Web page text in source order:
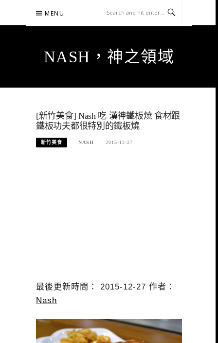
content
MENU
NASH，神之領域
[新竹美食] Nash 吃 漢神鐵板燒 食材跟
鐵板功夫都很特別的鐵板燒
新竹美食 NASH 2015-12-27
最後更新時間： 2015-12-27 作者：
Nash